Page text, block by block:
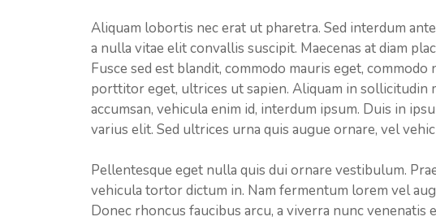
Aliquam lobortis nec erat ut pharetra. Sed interdum
a nulla vitae elit convallis suscipit. Maecenas at diam
Fusce sed est blandit, commodo mauris eget,
porttitor eget, ultrices ut sapien. Aliquam in sollicitudin
accumsan, vehicula enim id, interdum ipsum. Duis in
varius elit. Sed ultrices urna quis augue ornare, vel
Pellentesque eget nulla quis dui ornare vestibulum.
vehicula tortor dictum in. Nam fermentum lorem vel
Donec rhoncus faucibus arcu, a viverra nunc venenatis